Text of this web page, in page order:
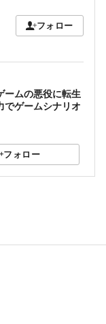
フォロー
ームの悪役に転生
でゲームシナリオ
フォロー